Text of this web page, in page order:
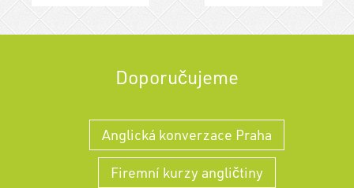
Doporučujeme
Anglická konverzace Praha
Firemní kurzy angličtiny